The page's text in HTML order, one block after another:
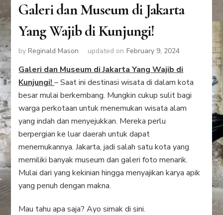
Galeri dan Museum di Jakarta
Yang Wajib di Kunjungi!
byReginald Mason updated on February 9, 2024
Galeri dan Museum di Jakarta Yang Wajib di
Kunjungi!– Saat ini destinasi wisata di dalam kota
besar mulai berkembang. Mungkin cukup sulit bagi
warga perkotaan untuk menemukan wisata alam
yang indah dan menyejukkan. Mereka perlu
berpergian ke luar daerah untuk dapat
menemukannya. Jakarta, jadi salah satu kota yang
memiliki banyak museum dan galeri foto menarik.
Mulai dari yang kekinian hingga menyajikan karya apik
yang penuh dengan makna.
Mau tahu apa saja? Ayo simak di sini.